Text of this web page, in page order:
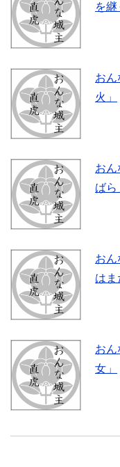
を継
お
火」
お
ばら
おん
はま
お
女」